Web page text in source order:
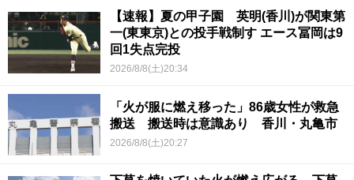
【速報】夏の甲子園 英明(香川)が関東第
一(東東京)との投手戦制す エース冨岡は9
回1失点完投
2026/8/8(土)20:34
「火が服に燃え移った」86歳女性が救急
搬送 搬送時は意識あり 香川・丸亀市
2026/8/8(土)20:27